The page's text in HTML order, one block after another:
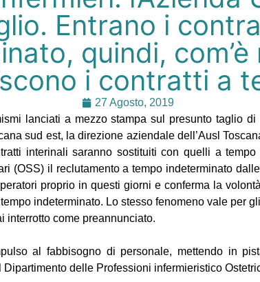
Entrano i
quindi, com’è
i contratti a
27 Agosto, 2019
lanciati a mezzo stampa sul presunto taglio
sud est, la direzione aziendale dell’Ausl
interinali saranno sostituiti con quelli a tempo
(OSS) il reclutamento a tempo indeterminato
proprio in questi giorni e conferma la
indeterminato. Lo stesso fenomeno vale per
interrotto come preannunciato.
al fabbisogno di personale, mettendo in
delle Professioni infermieristico